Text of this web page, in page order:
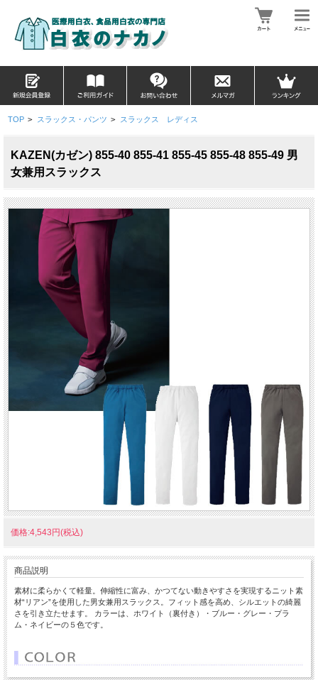
TOP > スラックス・パンツ > スラックス レディス
KAZEN(カゼン) 855-40 855-41 855-45 855-48 855-49 男
女兼用スラックス
価格:4,543円(税込)
商品説明
素材に柔らかくて軽量。伸縮性に富み、かつてない動きやすさを実現するニット素
材“リアン”を使用した男女兼用スラックス。フィット感を高め、シルエットの綺麗
さを引き立たせます。 カラーは、ホワイト（裏付き）・ブルー・グレー・プラ
ム・ネイビーの５色です。